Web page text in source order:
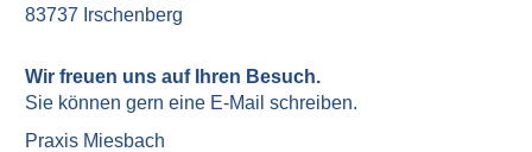
83737 Irschenberg
Wir freuen uns auf Ihren Besuch.
Sie können gern eine E-Mail schreiben.
Praxis Miesbach